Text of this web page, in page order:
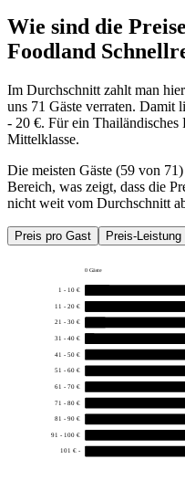
Wie sind die
Foodland
Im Durchschnitt zahlt man
uns 71 Gäste verraten. Damit
- 20 €. Für ein Thailändisches
Mittelklasse.
Die meisten Gäste (59 von
Bereich, was zeigt, dass die
nicht weit vom Durchschnitt
Preis pro Gast Preis-Leistung
0 Gäste
1 - 10 €
11 - 20 €
21 - 30 €
31 - 40 €
41 - 50 €
51 - 60 €
61 - 70 €
71 - 80 €
81 - 90 €
91 - 100 €
101 € -